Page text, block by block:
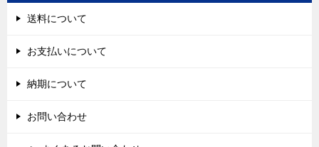
送料について
お支払いについて
納期について
お問い合わせ